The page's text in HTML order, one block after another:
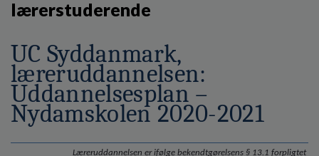
lærerstuderende
UC Syddanmark,
læreruddannelsen:
Uddannelsesplan –
Nydamskolen 2020-2021
Læreruddannelsen er ifølge bekendtgørelsens § 13.1 forpligtet